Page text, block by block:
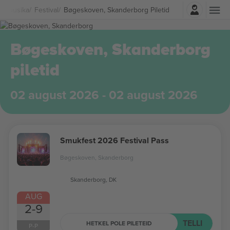
Muusika Festival Bøgeskoven, Skanderborg Piletid
Logi sisse
Bøgeskoven, Skanderborg
piletid
02 august 2026 - 02 august 2026
AUG
2-9
P-P
Smukfest 2026 Festival Pass
Bøgeskoven, Skanderborg
Skanderborg, DK
HETKEL POLE PILETEID TELLI